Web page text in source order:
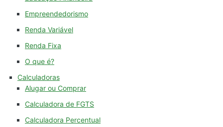
Empreendedorismo
Renda Variável
Renda Fixa
O que é?
Calculadoras
Alugar ou Comprar
Calculadora de FGTS
Calculadora Percentual